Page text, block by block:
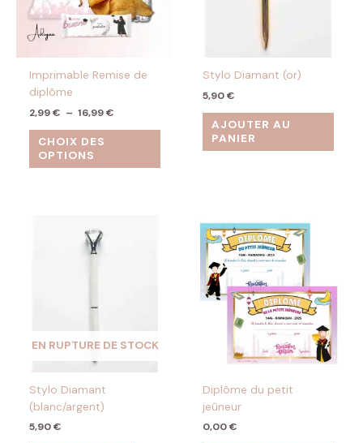
Imprimable Remise de
diplôme
2,99€ – 16,99€
CHOIX DES
OPTIONS
du
Stylo Diamant (or)
5,90€
AJOUTER AU
PANIER
EN RUPTURE DE STOCK
Stylo Diamant
(blanc/argent)
5,90€
Diplôme du petit
jeûneur
0,00€